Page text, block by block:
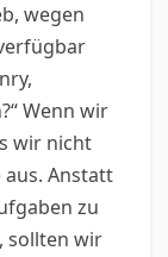
wegen
Wenn wir
wir nicht
Anstatt
zu
sollten wir